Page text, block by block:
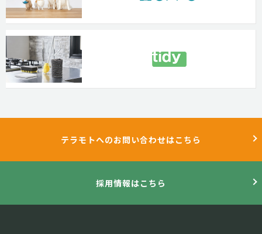
テラモトへのお問い合わせはこちら
採用情報はこちら